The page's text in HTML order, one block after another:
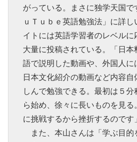
がっている。まさに独学天国で
ｕＴｕｂｅ英語勉強法」に詳
イトには英語学習者のレベルに
大量に投稿されている。「日本
語で説明した動画や、外国人に
日本文化紹介の動画など内容
しんで勉強できる。最初は５
ら始め、徐々に長いものを見る
に挑戦するから挫折するのです
また、本山さんは「学ぶ目的